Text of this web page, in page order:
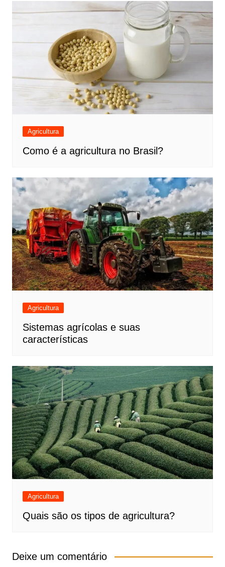
Agricultura
Como é a agricultura no Brasil?
Agricultura
Sistemas agrícolas e suas
características
Agricultura
Quais são os tipos de agricultura?
Deixe um comentário